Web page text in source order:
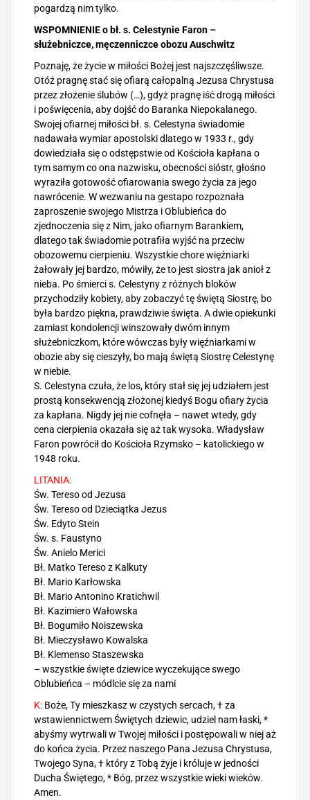
pogardzą nim tylko.
WSPOMNIENIE o bł. s. Celestynie Faron –
służebniczce, męczenniczce obozu Auschwitz
Poznaję, że życie w miłości Bożej jest najszczęśliwsze.
Otóż pragnę stać się ofiarą całopalną Jezusa Chrystusa
przez złożenie ślubów (…), gdyż pragnę iść drogą miłości
i poświęcenia, aby dojść do Baranka Niepokalanego.
Swojej ofiarnej miłości bł. s. Celestyna świadomie
nadawała wymiar apostolski dlatego w 1933 r., gdy
dowiedziała się o odstępstwie od Kościoła kapłana o
tym samym co ona nazwisku, obecności sióstr, głośno
wyraziła gotowość ofiarowania swego życia za jego
nawrócenie. W wezwaniu na gestapo rozpoznała
zaproszenie swojego Mistrza i Oblubieńca do
zjednoczenia się z Nim, jako ofiarnym Barankiem,
dlatego tak świadomie potrafiła wyjść na przeciw
obozowemu cierpieniu. Wszystkie chore więźniarki
żałowały jej bardzo, mówiły, że to jest siostra jak anioł z
nieba. Po śmierci s. Celestyny z różnych bloków
przychodziły kobiety, aby zobaczyć tę świętą Siostrę, bo
była bardzo piękna, prawdziwie święta. A dwie opiekunki
zamiast kondolencji winszowały dwóm innym
służebniczkom, które wówczas były więźniarkami w
obozie aby się cieszyły, bo mają świętą Siostrę Celestynę
w niebie.
S. Celestyna czuła, że los, który stał się jej udziałem jest
prostą konsekwencją złożonej kiedyś Bogu ofiary życia
za kapłana. Nigdy jej nie cofnęła – nawet wtedy, gdy
cena cierpienia okazała się aż tak wysoka. Władysław
Faron powrócił do Kościoła Rzymsko – katolickiego w
1948 roku.
LITANIA:
Św. Tereso od Jezusa
Św. Tereso od Dzieciątka Jezus
Św. Edyto Stein
Św. s. Faustyno
Św. Anielo Merici
Bł. Matko Tereso z Kalkuty
Bł. Mario Karłowska
Bł. Mario Antonino Kratichwil
Bł. Kazimiero Wałowska
Bł. Bogumiło Noiszewska
Bł. Mieczysławo Kowalska
Bł. Klemenso Staszewska
– wszystkie święte dziewice wyczekujące swego
Oblubieńca – módlcie się za nami
K: Boże, Ty mieszkasz w czystych sercach, † za
wstawiennictwem Świętych dziewic, udziel nam łaski, *
abyśmy wytrwali w Twojej miłości i postępowali w niej aż
do końca życia. Przez naszego Pana Jezusa Chrystusa,
Twojego Syna, † który z Tobą żyje i króluje w jedności
Ducha Świętego, * Bóg, przez wszystkie wieki wieków.
Amen.